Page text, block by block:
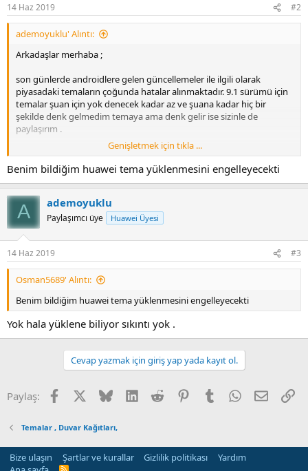
14 Haz 2019 #2
ademoyuklu' Alıntı:
Arkadaşlar merhaba ;
son günlerde androidlere gelen güncellemeler ile ilgili olarak
piyasadaki temaların çoğunda hatalar alınmaktadır. 9.1 sürümü için
temalar şuan için yok denecek kadar az ve şuana kadar hiç bir
şekilde denk gelmedim temaya ama denk gelir ise sizinle de
paylaşırım .
android 8 sürümünde themes editör uygulaması ile ilgili olarak
düzenlemeler yapılıyordu fakat program 9 sürümünde fazla
desteklememektedir .
kodlama yaparak yapılan temalarda yapan arkadaşlar varsa bizimle
de paylaşılırsa seviniriz.
Genişletmek için tıkla ...
Benim bildiğim huawei tema yüklenmesini engelleyecekti
A ademoyuklu
Paylaşımcı üye Huawei Üyesi
14 Haz 2019 #3
Osman5689' Alıntı:
Benim bildiğim huawei tema yüklenmesini engelleyecekti
Yok hala yüklene biliyor sıkıntı yok .
Cevap yazmak için giriş yap yada kayıt ol.
Paylaş: Facebook BlueskyLinkedInReddit PinterestTumblr WhatsApp
E-posta
Temalar , Duvar Kağıtları,
Bize ulaşın Şartlar ve kurallar Gizlilik politikası
Yardım
R